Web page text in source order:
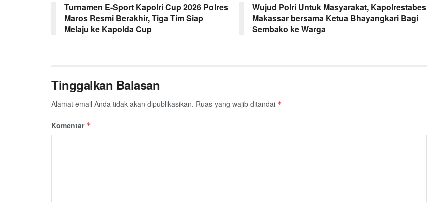
Turnamen E-Sport Kapolri Cup 2026 Polres
Maros Resmi Berakhir, Tiga Tim Siap
Melaju ke Kapolda Cup
Wujud Polri Untuk Masyarakat, Kapolrestabes
Makassar bersama Ketua Bhayangkari Bagi
Sembako ke Warga
Tinggalkan Balasan
Alamat email Anda tidak akan dipublikasikan. Ruas yang wajib ditandai *
Komentar *